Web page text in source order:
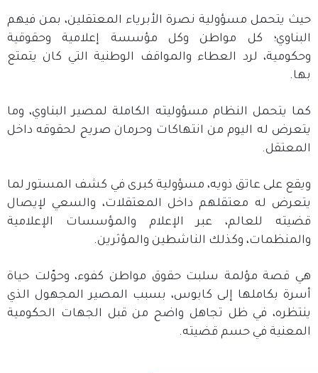
حيث يتحمل مسؤولية نصرة الأبرياء المعتقلين، بمن فيهم
البناوي؛ كل مواطن وكل مؤسسة إعلامية وحقوقية
وحكومية، لرد العطاء والمواقف الوطنية التي كان يتمتع
بها.
كما يتحمل النظام مسؤوليته الكاملة لمصير البناوي، وما
يتعرض له اليوم من انتهاكات وحرمان صريح لحقوقه داخل
المعتقل.
ويقع على عاتق ذويه، مسؤولية كبرى في كشف المستور لما
يتعرض له معتقلهم داخل المعتقلات، والسعي لإيصال
قضيته للعالم، عبر الإعلام والمؤسسات الإعلامية
والمنظمات، وكذلك الناشطين والمؤثرين.
هي قصة مؤلمة سلبت حقوق مواطن كفوء، وحوّلت حياة
أسرة بكاملها إلى كابوس، بسبب المصير المجهول الذي
ينتظره، في ظل تجاهل واضح من قبل الجهات الحكومية
المعنية في حسم قضيته.